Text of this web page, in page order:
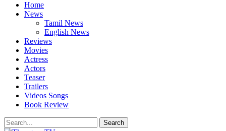
Home
News
Tamil News
English News
Reviews
Movies
Actress
Actors
Teaser
Trailers
Videos Songs
Book Review